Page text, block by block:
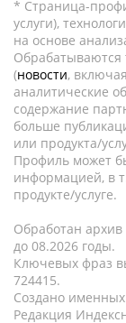
* Страница-
услуги),
на основе
Обрабатываются
(новости,
аналитические
содержание
больше
или продукта/
Профиль может
информацией, в
продукте/услуге.
Обработан
до 08.2026 годы.
Ключевых фраз
724415.
Создано именных
Редакция